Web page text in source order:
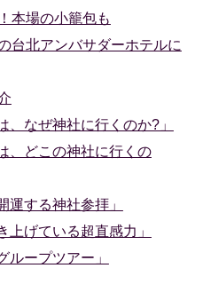
本場の小籠包も
台北アンバサダーホテルに
、なぜ神社に行くのか?」
、どこの神社に行くの
運する神社参拝」
上げている超直感力」
ループツアー」